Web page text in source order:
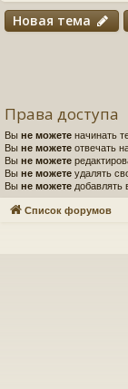
Новая тема
Права доступа
Вы не можете начинать
Вы не можете отвечать
Вы не можете
Вы не можете удалять
Вы не можете добавлять
Список форумов